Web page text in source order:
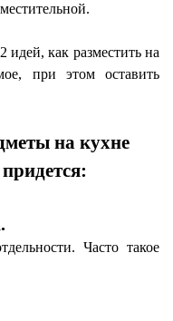
как разместить на
при этом оставить
на кухне
Часто такое